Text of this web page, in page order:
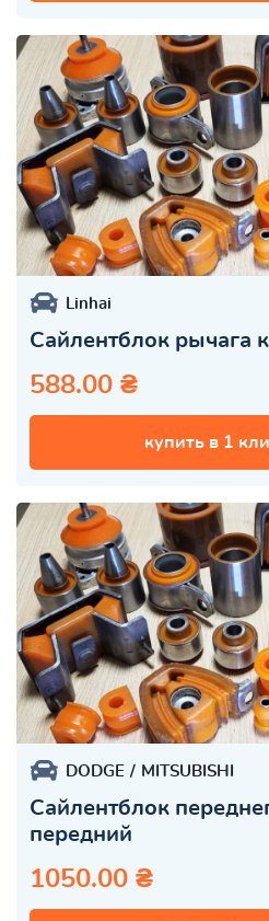
Linhai
Сайлентблок рычага
588.00 ₴
купить в 1
DODGE MITSUBISHI
Сайлентблок
передний
1050.00 ₴